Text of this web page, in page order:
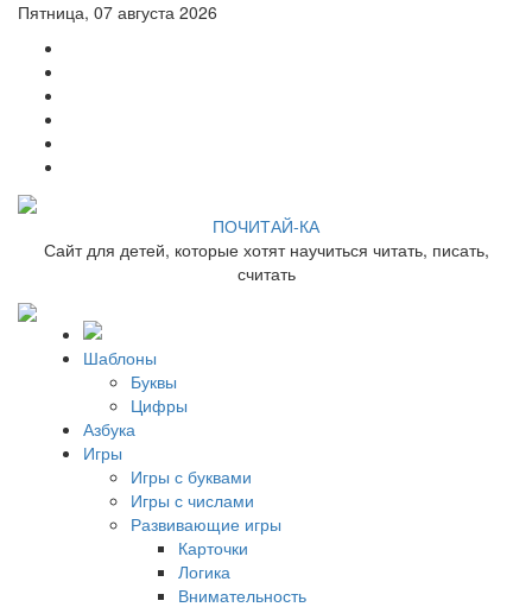
Пятница, 07 августа 2026
ПОЧИТАЙ-КА
Сайт для детей, которые хотят научиться читать, писать,
считать
Шаблоны
Буквы
Цифры
Азбука
Игры
Игры с буквами
Игры с числами
Развивающие игры
Карточки
Логика
Внимательность